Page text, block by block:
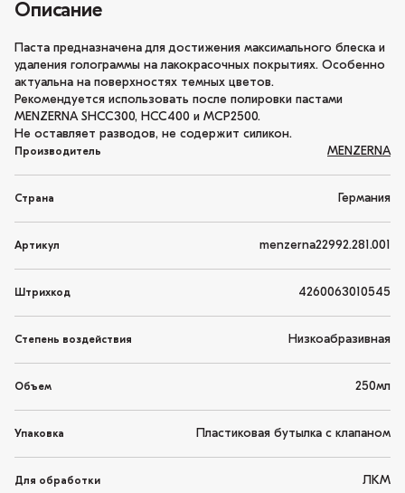
Описание
Паста предназначена для достижения максимального блеска и
удаления голограммы на лакокрасочных покрытиях. Особенно
актуальна на поверхностях темных цветов.
Рекомендуется использовать после полировки пастами
MENZERNA SHCC300, HCC400 и МСР2500.
Не оставляет разводов, не содержит силикон.
Производитель MENZERNA
Страна Германия
Артикул menzerna22992.281.001
Штрихкод 4260063010545
Степень воздействия Низкоабразивная
Объем 250мл
Упаковка Пластиковая бутылка с клапаном
Для обработки ЛКМ